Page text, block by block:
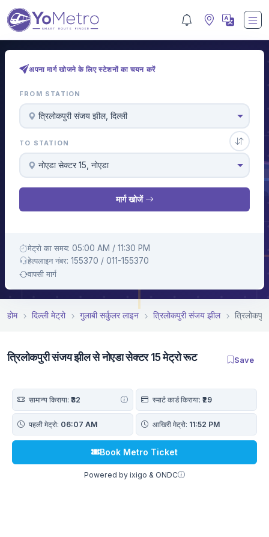
अपना मार्ग खोजने के लिए स्टेशनों का चयन करें
FROM STATION
त्रिलोकपुरी संजय झील, दिल्ली
TO STATION
नोएडा सेक्टर 15, नोएडा
मार्ग खोजें
मेट्रो का समय: 05:00 AM / 11:30 PM
हेल्पलाइन नंबर: 155370 / 011-155370
वापसी मार्ग
होम दिल्ली मेट्रो गुलाबी सर्कुलर लाइन त्रिलोकपुरी संजय झील
त्रिलोकपुरी संजय झील से नोएडा सेक्टर 15 मेट्रो रूट Save
सामान्य किराया: ₹32 स्मार्ट कार्ड किराया: ₹29
पहली मेट्रो: 06:07 AM आखिरी मेट्रो: 11:52 PM
Book Metro Ticket
Powered by ixigo & ONDC